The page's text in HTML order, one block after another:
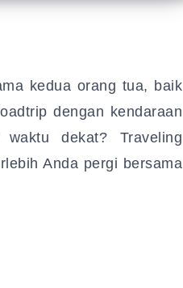
kedua orang tua, baik
dengan kendaraan
dekat? Traveling
Anda pergi bersama